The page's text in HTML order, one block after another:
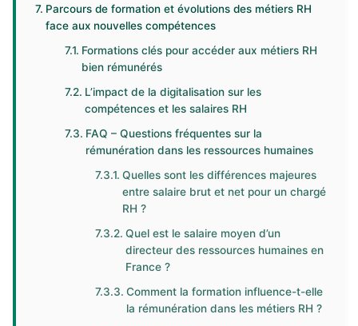
Parcours de formation et évolutions des métiers RH
face aux nouvelles compétences
Formations clés pour accéder aux métiers RH
bien rémunérés
L’impact de la digitalisation sur les
compétences et les salaires RH
FAQ – Questions fréquentes sur la
rémunération dans les ressources humaines
Quelles sont les différences majeures
entre salaire brut et net pour un chargé
RH ?
Quel est le salaire moyen d’un
directeur des ressources humaines en
France ?
Comment la formation influence-t-elle
la rémunération dans les métiers RH ?